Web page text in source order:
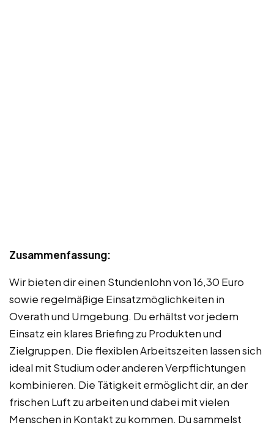
Zusammenfassung:
Wir bieten dir einen Stundenlohn von 16,30 Euro
sowie regelmäßige Einsatzmöglichkeiten in
Overath und Umgebung. Du erhältst vor jedem
Einsatz ein klares Briefing zu Produkten und
Zielgruppen. Die flexiblen Arbeitszeiten lassen sich
ideal mit Studium oder anderen Verpflichtungen
kombinieren. Die Tätigkeit ermöglicht dir, an der
frischen Luft zu arbeiten und dabei mit vielen
Menschen in Kontakt zu kommen. Du sammelst